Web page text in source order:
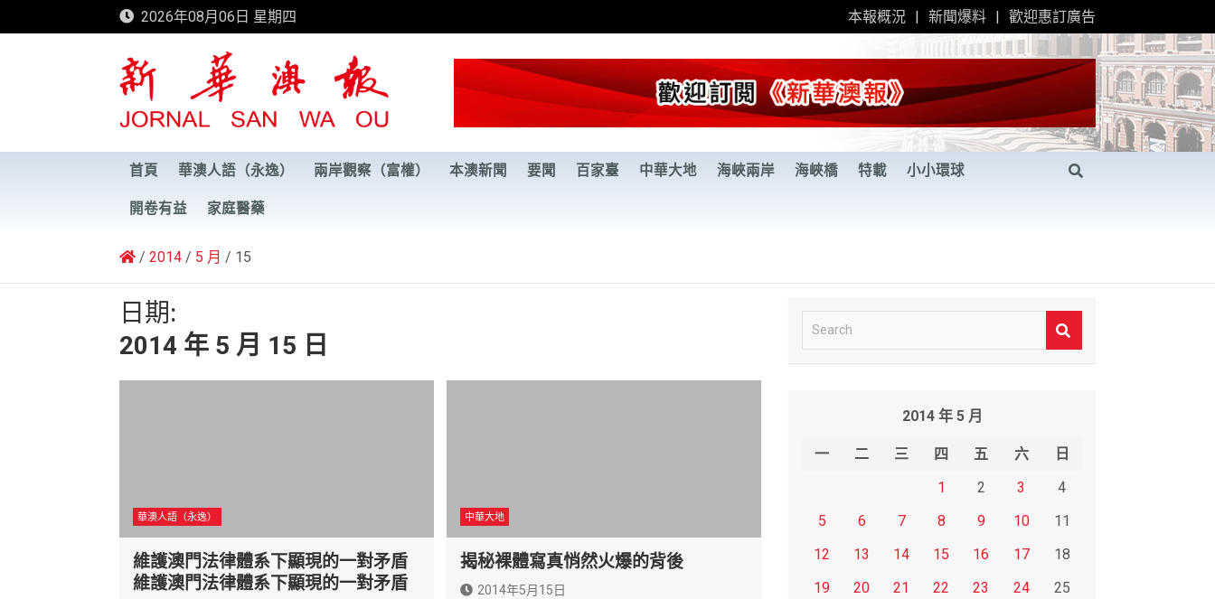
to
2026年08月06日 星期四 本報概況 新聞爆料 歡迎惠訂廣告
新華澳報
首頁 華澳人語（永逸） 兩岸觀察（富權） 本澳新聞 要聞 百家臺 中華大地 海峽兩岸 海峽橋 特載 小小環球
開卷有益 家庭醫藥
2014 5 月 15
日期:
2014 年 5 月 15 日
華澳人語（永逸）
維護澳門法律體系下顯現的一對矛盾
維護澳門法律體系下顯現的一對矛盾
中華大地
揭秘裸體寫真悄然火爆的背後
2014年5月15日
e
2014 年 5 月
一 二 三 四 五 六
日
1
2 3
4
5
6 7 8 9 10
11
12
13 14 15 16 17
18
19
20 21 22 23 24
25